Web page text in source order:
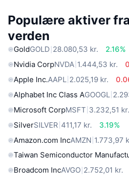
Populære aktiver
verden
GoldGOLD 28.080,53 kr.
2.16%
Nvidia CorpNVDA 1.444,53 kr.
Apple Inc.AAPL 2.025,19 kr.
Alphabet Inc Class AGOOGL
Microsoft CorpMSFT 3.232,51 kr.
SilverSILVER 411,17 kr.
3.19%
Amazon.com IncAMZN 1.773,97
Taiwan Semiconductor
Broadcom IncAVGO 2.752,01 kr.